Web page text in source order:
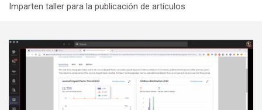
Imparten taller para la publicación de artículos